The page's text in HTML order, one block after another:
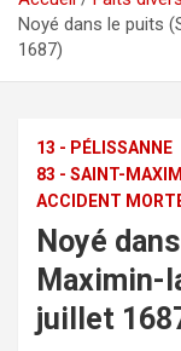
Noyé dans le puits
1687)
13 - PÉLISSANNE
83 - SAINT-
ACCIDENT
Noyé
Maximin-
juillet